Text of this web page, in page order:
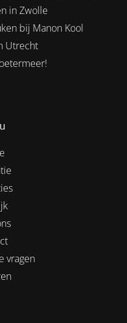
in Zwolle
bij Manon Kool
Utrecht
vragen